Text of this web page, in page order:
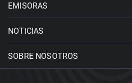
EMISORAS
NOTICIAS
SOBRE NOSOTROS